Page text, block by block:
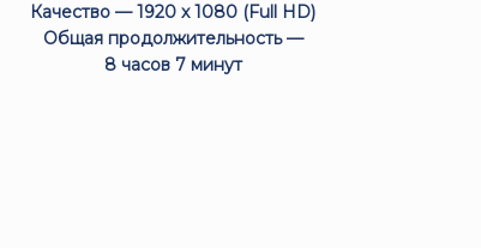
Качество — 1920 x 1080 (Full HD)
Общая продолжительность —
8 часов 7 минут